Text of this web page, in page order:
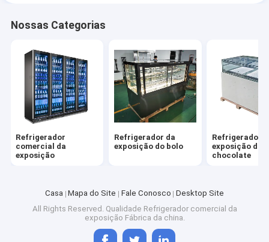
Nossas Categorias
Refrigerador
comercial da
exposição
Refrigerador da
exposição do bolo
Refrigerador
exposição do
chocolate
Casa Mapa do Site Fale Conosco Desktop Site
All Rights Reserved. Qualidade Refrigerador comercial da
exposição Fábrica da china.